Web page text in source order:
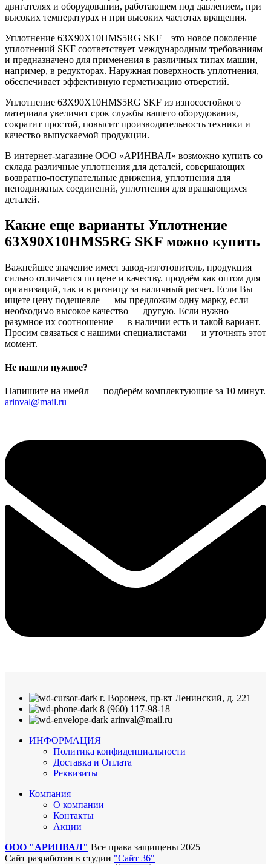
двигателях и оборудовании, работающем под давлением, при
высоких температурах и при высоких частотах вращения.
Уплотнение 63X90X10HMS5RG SKF – это новое поколение
уплотнений SKF соответствует международным требованиям
и предназначено для применения в различных типах машин,
например, в редукторах. Наружная поверхность уплотнения,
обеспечивает эффективную герметизацию отверстий.
Уплотнение 63X90X10HMS5RG SKF из износостойкого
материала увеличит срок службы вашего оборудования,
сократит простой, повысит производительность техники и
качество выпускаемой продукции.
В интернет-магазине ООО «АРИНВАЛ» возможно купить со
склада различные уплотнения для деталей, совершающих
возвратно-поступательные движения, уплотнения для
неподвижных соединений, уплотнения для вращающихся
деталей.
Какие еще варианты Уплотнение
63X90X10HMS5RG SKF можно купить
Важнейшее значение имеет завод-изготовитель, продукция
сильно отличается по цене и качеству. продаём как оптом для
организаций, так и в розницу за наличный расчет. Если Вы
ищете цену подешевле — мы предложим одну марку, если
необходимо высокое качество — другую. Если нужно
разумное их соотношение — в наличии есть и такой вариант.
Просим связаться с нашими специалистами — и уточнять этот
момент.
Не нашли нужное?
Напишите на имейл — подберём комплектующие за 10 минут.
arinval@mail.ru
г. Воронеж, пр-кт Ленинский, д. 221
8 (960) 117-98-18
arinval@mail.ru
ИНФОРМАЦИЯ
Политика конфиденциальности
Доставка и Оплата
Реквизиты
Компания
О компании
Контакты
Акции
ООО "АРИНВАЛ" Все права защищены 2025
Сайт разработан в студии "Сайт 36"